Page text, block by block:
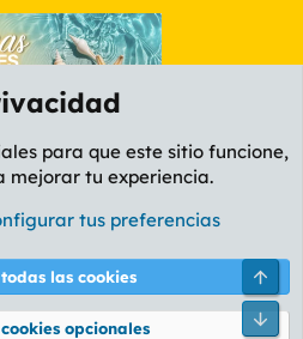
AMARILLO
Política de privacidad Ayuda
para que este sitio funcione,
mejorar tu experiencia.
tus preferencias
las cookies
opcionales
Pie